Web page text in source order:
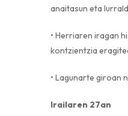
anaitasun eta
• Herriaren iragan
kontzientzia
• Lagunarte giroan
Irailaren 27an